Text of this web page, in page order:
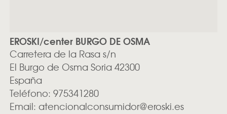
EROSKI/center BURGO DE OSMA
Carretera de la Rasa s/n
El Burgo de Osma Soria 42300
España
Teléfono: 975341280
Email: atencionalconsumidor@eroski.es